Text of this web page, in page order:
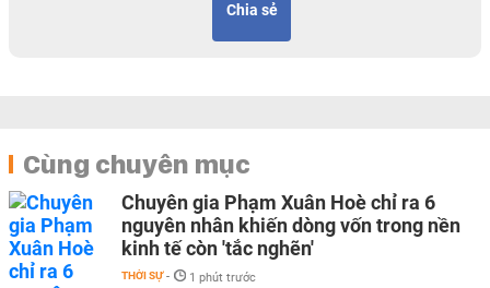
Chia sẻ
Cùng chuyên mục
Chuyên gia Phạm Xuân Hoè chỉ ra 6
nguyên nhân khiến dòng vốn trong nền
kinh tế còn 'tắc nghẽn'
THỜI SỰ - 1 phút trước